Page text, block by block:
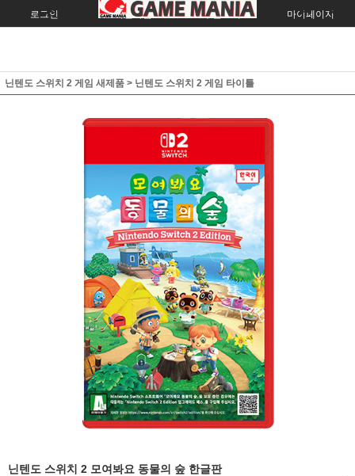
로그인 회원가입 주문조회 마이페이지
닌텐도 스위치 2 게임 새제품 > 닌텐도 스위치 2 게임 타이틀
닌텐도 스위치 2 모여봐요 동물의 숲 한글판